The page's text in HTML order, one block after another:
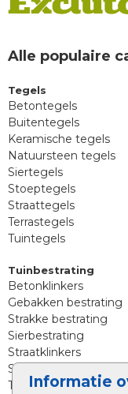
Informatie
Alle populaire
Tegels
Betontegels
Buitentegels
Keramische tegels
Natuursteen tegels
Siertegels
Stoeptegels
Straattegels
Terrastegels
Tuintegels
Tuinbestrating
Betonklinkers
Gebakken bestrating
Strakke bestrating
Sierbestrating
Straatklinkers
Straatstenen
Trommelstenen